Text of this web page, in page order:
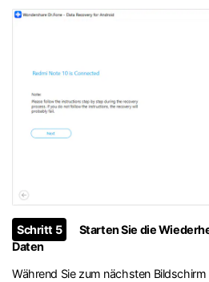
Schritt 5
Starten Sie die
Daten
Während Sie zum nächsten